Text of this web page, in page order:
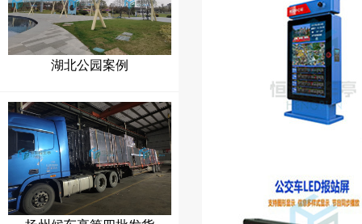
湖北公园案例
扬州候车亭第四批发货